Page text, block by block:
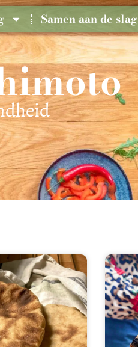
Samen aan de slag